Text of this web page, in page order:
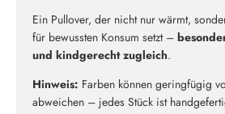
Ein Pullover, der nicht nur wärmt,
für bewussten Konsum setzt –
und kindgerecht zugleich.
Hinweis: Farben können geringfügig
abweichen – jedes Stück ist
ABSCHICKEN